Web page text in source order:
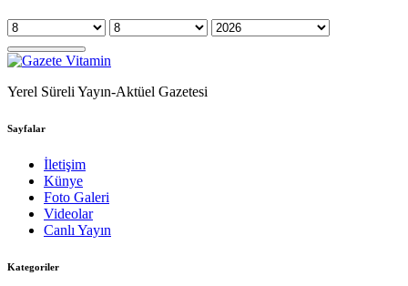
Yerel Süreli Yayın-Aktüel Gazetesi
Sayfalar
İletişim
Künye
Foto Galeri
Videolar
Canlı Yayın
Kategoriler